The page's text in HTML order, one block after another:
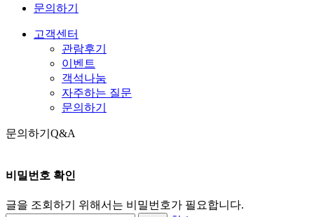
문의하기
고객센터
관람후기
이벤트
객석나눔
자주하는 질문
문의하기
문의하기 Q&A
비밀번호 확인
글을 조회하기 위해서는 비밀번호가 필요합니다.